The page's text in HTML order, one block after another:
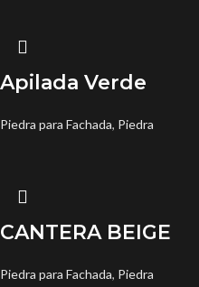
Apilada Verde
Piedra para Fachada, Piedra
CANTERA BEIGE
Piedra para Fachada, Piedra